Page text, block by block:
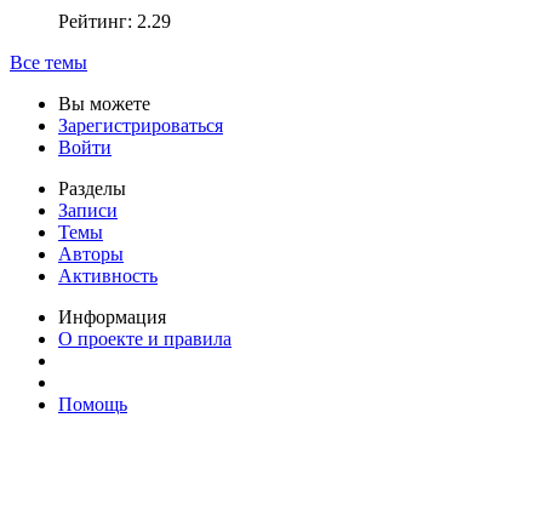
Рейтинг: 2.29
Все темы
Вы можете
Зарегистрироваться
Войти
Разделы
Записи
Темы
Авторы
Активность
Информация
О проекте и правила
Помощь